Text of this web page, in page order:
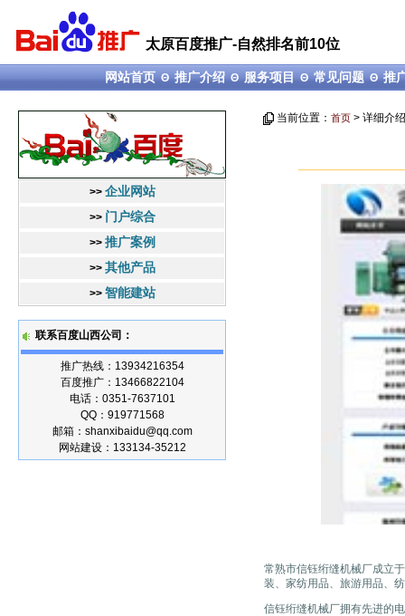
太原百度推广-自然排名前10位
网站首页Θ推广介绍Θ服务项目Θ常见问题Θ推
>> 企业网站
>> 门户综合
>> 推广案例
>> 其他产品
>> 智能建站
联系百度山西公司：
推广热线：13934216354
百度推广：13466822104
电话：0351-7637101
QQ：919771568
邮箱：shanxibaidu@qq.com
网站建设：133134-35212
当前位置： 首页 > 详细介绍
常熟市信钰绗缝机械厂成立
装、家纺用品、旅游用品、
信钰绗缝机械厂拥有先进的